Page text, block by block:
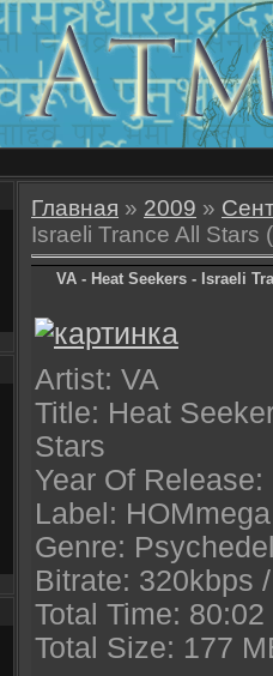
Главная » 2009 »
Israeli Trance All Stars
VA - Heat Seekers - Israeli
Artist: VA
Title: Heat
Stars
Year Of Release:
Label:
Genre:
Bitrate: 320kbps
Total Time: 80:02
Total Size: 177